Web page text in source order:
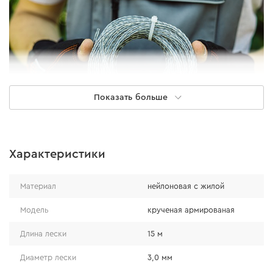
Особенности
леска имеет сниженный уровень шума от
оборотов (на 50%) благодаря тому, что воздух
спиральной формы;
леска армирована сверхтвердым полиамидом
Показать больше
Характеристики
Материал нейлоновая с жилой
Модель крученая армированая
Длина лески 15 м
Диаметр лески 3,0 мм